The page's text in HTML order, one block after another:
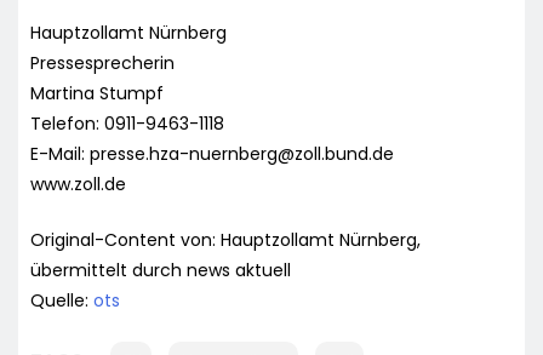
Hauptzollamt Nürnberg
Pressesprecherin
Martina Stumpf
Telefon: 0911-9463-1118
E-Mail: presse.hza-nuernberg@zoll.bund.de
www.zoll.de
Original-Content von: Hauptzollamt Nürnberg,
übermittelt durch news aktuell
Quelle: ots